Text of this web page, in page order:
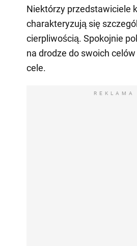
Niektórzy przedstawiciele
charakteryzują się
cierpliwością. Spokojnie
na drodze do swoich
cele.
REKLAMA